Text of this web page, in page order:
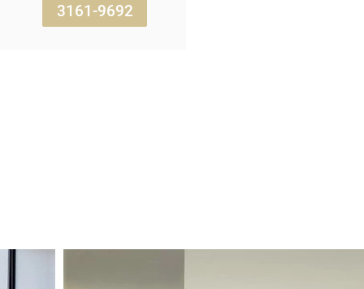
3161-9692